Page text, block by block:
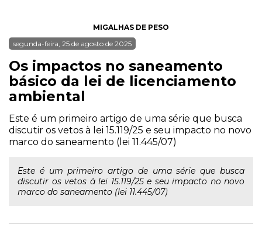
MIGALHAS DE PESO
segunda-feira, 25 de agosto de 2025
Os impactos no saneamento
básico da lei de licenciamento
ambiental
Este é um primeiro artigo de uma série que busca
discutir os vetos à lei 15.119/25 e seu impacto no novo
marco do saneamento (lei 11.445/07)
Este é um primeiro artigo de uma série que busca
discutir os vetos à lei 15.119/25 e seu impacto no novo
marco do saneamento (lei 11.445/07)